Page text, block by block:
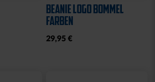
BEANIE LOGO BOMMEL
FARBEN
29,95 €